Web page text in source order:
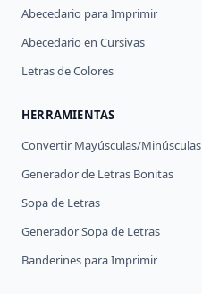
Abecedario para Imprimir
Abecedario en Cursivas
Letras de Colores
HERRAMIENTAS
Convertir Mayúsculas/Minúsculas
Generador de Letras Bonitas
Sopa de Letras
Generador Sopa de Letras
Banderines para Imprimir